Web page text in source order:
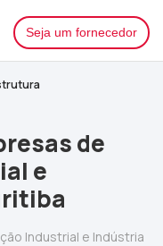
Seja um fornecedor
de
e
Industrial e Indústria